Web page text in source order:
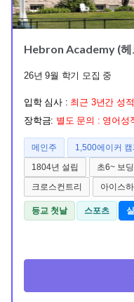
Hebron Academy (헤
26년 9월 학기 모집 중
입학 심사 : 최근 3년간 성
장학금: 별도 문의 : 영어성
메인주 1,500에이커 캠
1804년 설립
초6~ 보
크로스컨트리
아이스하
등교 첫날 스포츠